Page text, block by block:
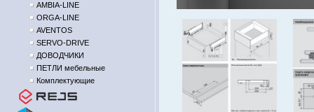
AMBIA-LINE
ORGA-LINE
AVENTOS
SERVO-DRIVE
ДОВОДЧИКИ
ПЕТЛИ мебельные
Комплектующие